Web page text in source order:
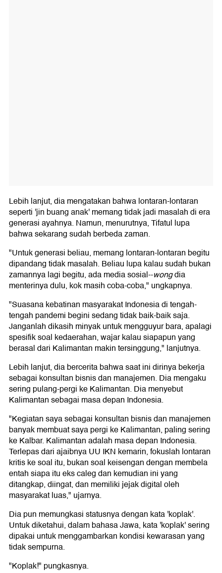
Lebih lanjut, dia mengatakan bahwa lontaran-lontaran
seperti 'jin buang anak' memang tidak jadi masalah di era
generasi ayahnya. Namun, menurutnya, Tifatul lupa
bahwa sekarang sudah berbeda zaman.
"Untuk generasi beliau, memang lontaran-lontaran begitu
dipandang tidak masalah. Beliau lupa kalau sudah bukan
zamannya lagi begitu, ada media sosial--wongdia
menterinya dulu, kok masih coba-coba," ungkapnya.
"Suasana kebatinan masyarakat Indonesia di tengah-
tengah pandemi begini sedang tidak baik-baik saja.
Janganlah dikasih minyak untuk mengguyur bara, apalagi
spesifik soal kedaerahan, wajar kalau siapapun yang
berasal dari Kalimantan makin tersinggung," lanjutnya.
Lebih lanjut, dia bercerita bahwa saat ini dirinya bekerja
sebagai konsultan bisnis dan manajemen. Dia mengaku
sering pulang-pergi ke Kalimantan. Dia menyebut
Kalimantan sebagai masa depan Indonesia.
"Kegiatan saya sebagai konsultan bisnis dan manajemen
banyak membuat saya pergi ke Kalimantan, paling sering
ke Kalbar. Kalimantan adalah masa depan Indonesia.
Terlepas dari ajaibnya UU IKN kemarin, fokuslah lontaran
kritis ke soal itu, bukan soal keisengan dengan membela
entah siapa itu eks caleg dan kemudian ini yang
ditangkap, diingat, dan memiliki jejak digital oleh
masyarakat luas," ujarnya.
Dia pun memungkasi statusnya dengan kata 'koplak'.
Untuk diketahui, dalam bahasa Jawa, kata 'koplak' sering
dipakai untuk menggambarkan kondisi kewarasan yang
tidak sempurna.
"Koplak!" pungkasnya.